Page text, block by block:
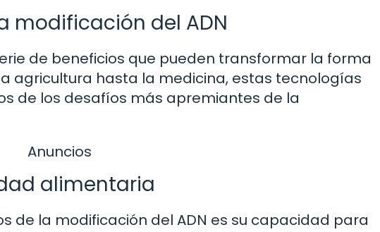
modificación del ADN
de beneficios que pueden transformar la forma
agricultura hasta la medicina, estas tecnologías
de los desafíos más apremiantes de la
Anuncios
alimentaria
de la modificación del ADN es su capacidad para